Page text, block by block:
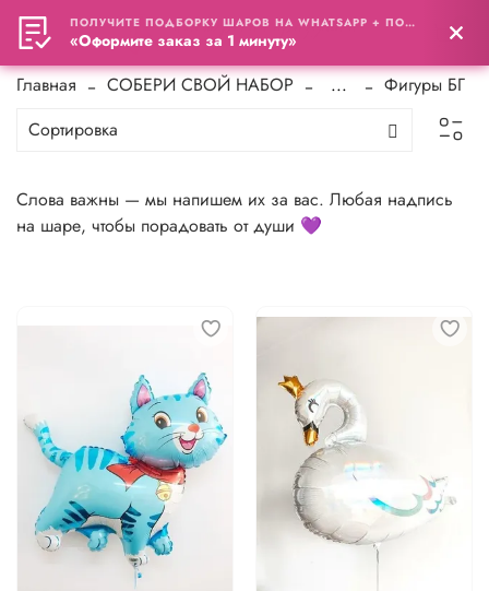
0
Главная СОБЕРИ СВОЙ НАБОР ... Фигуры БГ
Слова важны — мы напишем их за вас. Любая надпись
на шаре, чтобы порадовать от души 💜
ПОЛУЧИТЕ ПОДБОРКУ ШАРОВ НА WHATSAPP + ПОДАРОК
«Оформите заказ за 1 минуту»